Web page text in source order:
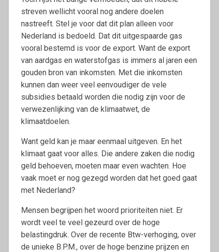
streven wellicht vooral nog andere doelen
nastreeft. Stel je voor dat dit plan alleen voor
Nederland is bedoeld. Dat dit uitgespaarde gas
vooral bestemd is voor de export. Want de export
van aardgas en waterstofgas is immers al jaren een
gouden bron van inkomsten. Met die inkomsten
kunnen dan weer veel eenvoudiger de vele
subsidies betaald worden die nodig zijn voor de
verwezenlijking van de klimaatwet, de
klimaatdoelen.
Want geld kan je maar eenmaal uitgeven. En het
klimaat gaat voor alles. Die andere zaken die nodig
geld behoeven, moeten maar even wachten. Hoe
vaak moet er nog gezegd worden dat het goed gaat
met Nederland?
Mensen begrijpen het woord prioriteiten niet. Er
wordt veel te veel gezeurd over de hoge
belastingdruk. Over de recente Btw-verhoging, over
de unieke B.P.M., over de hoge benzine prijzen en